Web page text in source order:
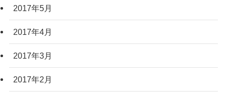
2017年5月
2017年4月
2017年3月
2017年2月